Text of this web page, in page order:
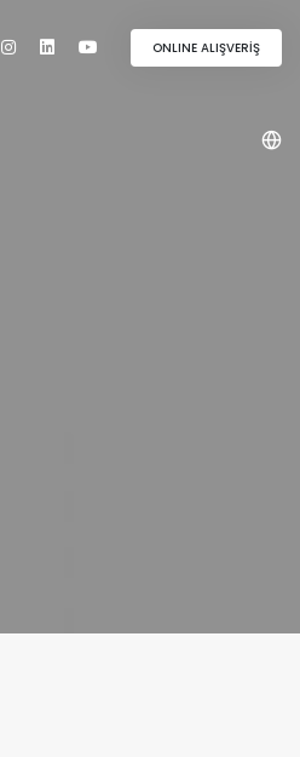
ONLINE ALIŞVERİŞ